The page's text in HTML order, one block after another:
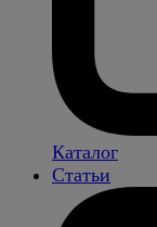
Каталог
Статьи